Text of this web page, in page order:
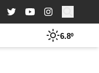
Buscar:
6.8º